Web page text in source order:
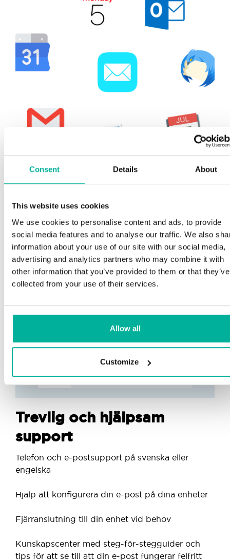
Consent Details About
This website uses cookies
We use cookies to personalise content and ads, to provide
social media features and to analyse our traffic. We also
information about your use of our site with our social media,
advertising and analytics partners who may combine it with
other information that you’ve provided to them or that they’ve
collected from your use of their services.
Allow all
Customize
Trevlig och hjälpsam
support
Telefon och e-postsupport på svenska eller
engelska
Hjälp att konfigurera din e-post på dina enheter
Fjärranslutning till din enhet vid behov
Kunskapscenter med steg-för-stegguider och
tips för att se till att din e-post fungerar felfritt